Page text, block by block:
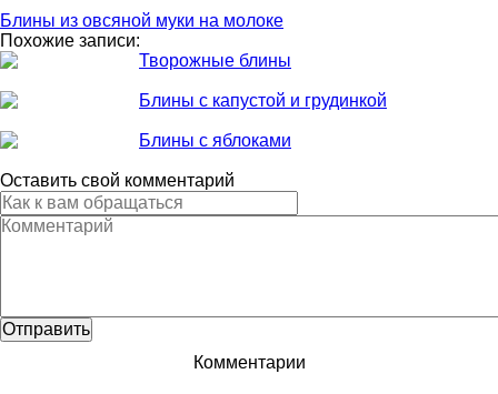
Блины из овсяной муки на молоке
Похожие записи:
Творожные блины
Блины с капустой и грудинкой
Блины с яблоками
Оставить свой комментарий
Комментарии